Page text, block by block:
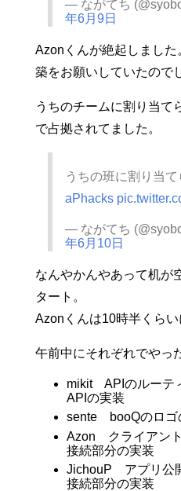
— ながてち
年6月9日
Azonくんが絶起しまし
築をお願いしていたので
うちのチームに割り当て
で占拠されてました。
うちの班に割り当
aPhacks
— ながてち
年6月10日
なんやかんやあって机が
タート。
Azonくんは10時半くらい
午前中にそれぞれでやっ
mikit APIのルーテ
APIの実装
sente booQのロゴ
Azon クライアン
接続部分の実装
JichouP アプリ公
接続部分の実装